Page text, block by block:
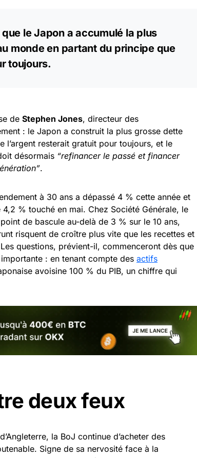
le Japon a accumulé la plus
monde en partant du principe que
toujours.
de Stephen Jones, directeur des
: le Japon a construit la plus grosse dette
l’argent resterait gratuit pour toujours, et le
désormais “refinancer le passé et financer
.
à 30 ans a dépassé 4 % cette année et
% touché en mai. Chez Société Générale, le
de bascule au-delà de 3 % sur le 10 ans,
risquent de croître plus vite que les recettes et
questions, prévient-il, commenceront dès que
: en tenant compte des actifs
avoisine 100 % du PIB, un chiffre qui
deux feux
la BoJ continue d’acheter des
Signe de sa nervosité face à la